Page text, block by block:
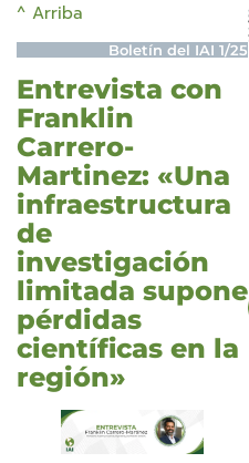
^ Arriba
Boletín del IAI 1/25
Entrevista con
Franklin
Carrero-
Martinez: «Una
infraestructura
de
investigación
limitada supone
pérdidas
científicas en la
región»